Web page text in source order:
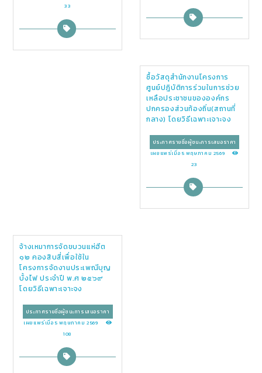
33
ซื้อวัสดุสำนักงานโครงการ
ศูนย์ปฎิบัติการร่วมในการช่วย
เหลือประชาชนขององค์กร
ปกครองส่วนท้องถิ่น(สถานที่
กลาง) โดยวิธีเฉพาะเจาะจง
ประกาศรายชื่อผู้ชนะการเสนอราคา
เผยแพร่เมื่อ 5 พฤษภาคม 2569
23
จ้างเหมาการจัดขบวนแห่ฮีต
๑๒ คองสิบสี่เพื่อใช้ใน
โครงการจัดงานประเพณีบุญ
บั้งไฟ ประจำปี พ.ศ ๒๕๖๙
โดยวิธีเฉพาะเจาะจง
ประกาศรายชื่อผู้ชนะการเสนอราคา
เผยแพร่เมื่อ 5 พฤษภาคม 2569
108